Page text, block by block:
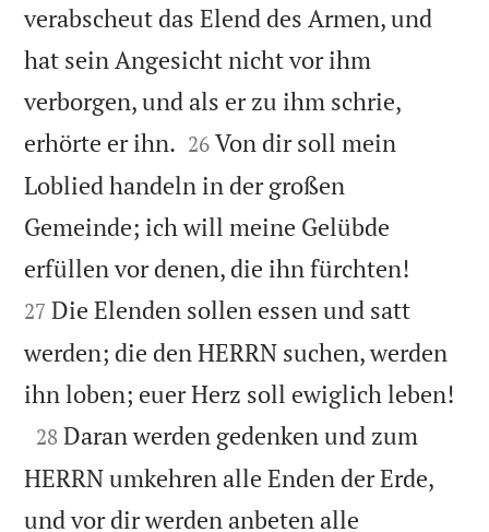
verabscheut das Elend des Armen, und
hat sein Angesicht nicht vor ihm
verborgen, und als er zu ihm schrie,
erhörte er ihn. 

26 Von dir soll mein
Loblied handeln in der großen
Gemeinde; ich will meine Gelübde
erfüllen vor denen, die ihn fürchten!
27 Die Elenden sollen essen und satt
werden; die den HERRN suchen, werden
ihn loben; euer Herz soll ewiglich leben!

28 Daran werden gedenken und zum
HERRN umkehren alle Enden der Erde,
und vor dir werden anbeten alle